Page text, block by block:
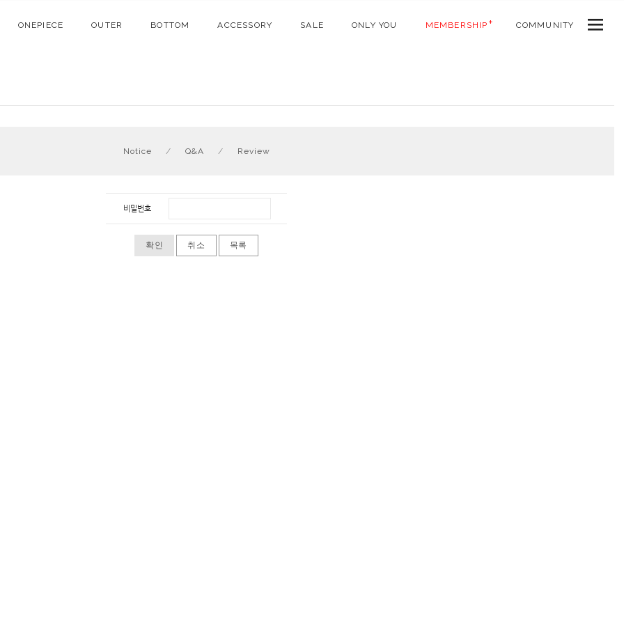
ONEPIECE OUTER BOTTOM ACCESSORY SALE ONLY YOU MEMBERSHIP COMMUNITY
Notice / Q&A / Review
비밀번호
확인 취소 목록